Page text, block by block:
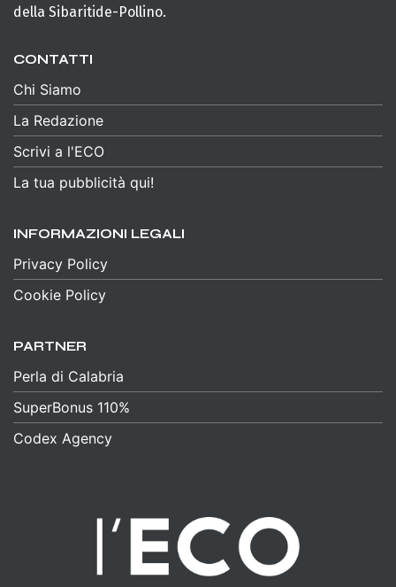
della Sibaritide-Pollino.
CONTATTI
Chi Siamo
La Redazione
Scrivi a l'ECO
La tua pubblicità qui!
INFORMAZIONI LEGALI
Privacy Policy
Cookie Policy
PARTNER
Perla di Calabria
SuperBonus 110%
Codex Agency